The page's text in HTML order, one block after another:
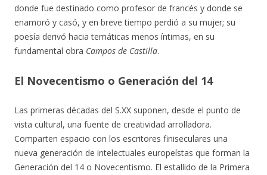
donde fue destinado como profesor de francés y donde se
enamoró y casó, y en breve tiempo perdió a su mujer; su
poesía derivó hacia temáticas menos íntimas, en su
fundamental obra Campos de Castilla.
El Novecentismo o Generación del 14
Las primeras décadas del S.XX suponen, desde el punto de
vista cultural, una fuente de creatividad arrolladora.
Comparten espacio con los escritores finiseculares una
nueva generación de intelectuales europeístas que forman la
Generación del 14 o Novecentismo. El estallido de la Primera